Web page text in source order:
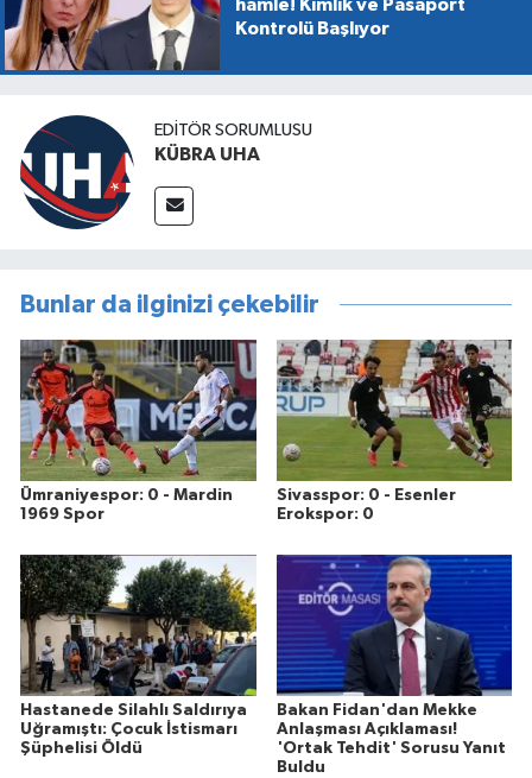
hamle! Kimlik ve Pasaport
Kontrolü Başlıyor
EDİTÖR SORUMLUSU
KÜBRA UHA
Bunlar da ilginizi çekebilir
Ümraniyespor: 0 - Mardin
1969 Spor
Sivasspor: 0 - Esenler
Erokspor: 0
Hastanede Silahlı Saldırıya
Uğramıştı: Çocuk İstismarı
Şüphelisi Öldü
Bakan Fidan'dan Mekke
Anlaşması Açıklaması!
'Ortak Tehdit' Sorusu Yanıt
Buldu